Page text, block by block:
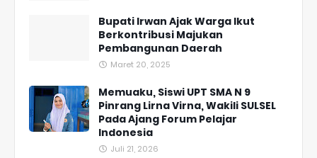
Bupati Irwan Ajak Warga Ikut
Berkontribusi Majukan
Pembangunan Daerah
Maret 20, 2025
Memuaku, Siswi UPT SMA N 9
Pinrang Lirna Virna, Wakili SULSEL
Pada Ajang Forum Pelajar
Indonesia
Juli 21, 2026